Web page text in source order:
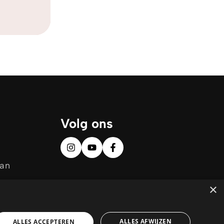
Volg ons
×
ALLES ACCEPTEREN ALLES AFWIJZEN